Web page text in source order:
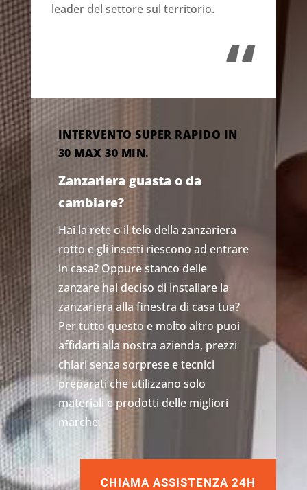
leader del settore sul territorio.
“
INTERVENTO SUPER RAPIDO IN
30 MAX 30 MIN.
Zanzariera guasta o da
cambiare?
Hai la rete o il telo della zanzariera
rotto e gli insetti riescono ad entrare
in casa? Oppure stanco delle
zanzare hai deciso di installare la
zanzariera alla finestra di casa tua?
Per tutto questo e molto altro puoi
affidarti alla nostra azienda, prezzi
chiari senza sorprese e tecnici
preparati che utilizzano solo
materiali e prodotti delle migliori
marche.
CHIAMA ASSISTENZA 24H